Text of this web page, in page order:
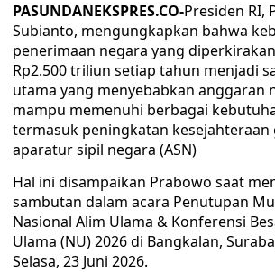
PASUNDANEKSPRES.CO-Presiden RI,
Subianto, mengungkapkan bahwa
penerimaan negara yang
Rp2.500 triliun setiap tahun menjadi
utama yang menyebabkan anggaran
mampu memenuhi berbagai
termasuk peningkatan kesejahteraan
aparatur sipil negara (ASN)
Hal ini disampaikan Prabowo saat
sambutan dalam acara Penutupan
Nasional Alim Ulama & Konferensi
Ulama (NU) 2026 di Bangkalan,
Selasa, 23 Juni 2026.